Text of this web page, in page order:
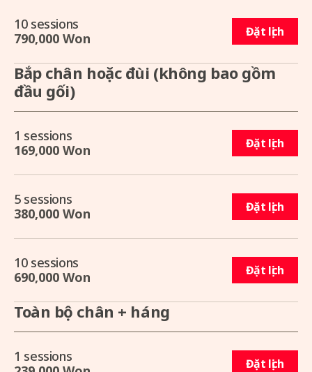
10 sessions
790,000 Won
Đặt lịch
Bắp chân hoặc đùi (không bao gồm
đầu gối)
1 sessions
169,000 Won
Đặt lịch
5 sessions
380,000 Won
Đặt lịch
10 sessions
690,000 Won
Đặt lịch
Toàn bộ chân + háng
1 sessions
Đặt lịch